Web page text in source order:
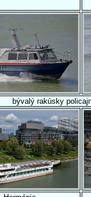
bývalý rakúsky